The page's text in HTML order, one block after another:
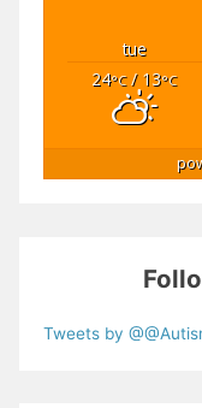
tue
24°C/ 13°C
Tweets by